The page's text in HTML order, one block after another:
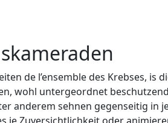
de l’ensemble des Krebses, is
wohl untergeordnet
anderem sehnen gegenseitig in